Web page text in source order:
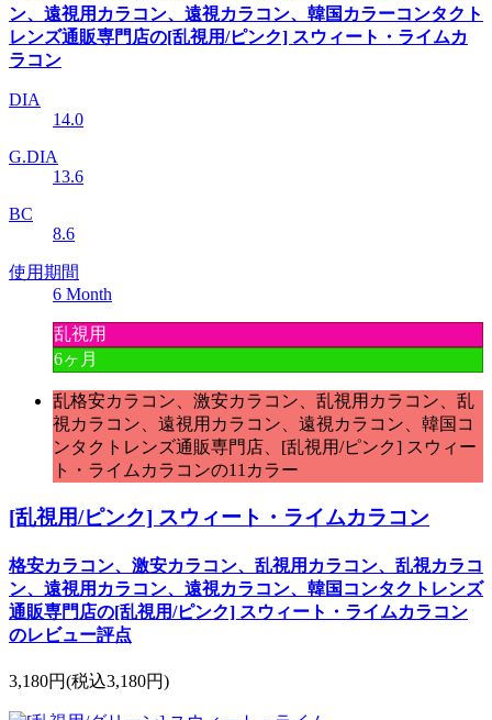
ン、遠視用カラコン、遠視カラコン、韓国カラーコンタクト
レンズ通販専門店の[乱視用/ピンク] スウィート・ライムカ
ラコン
DIA
14.0
G.DIA
13.6
BC
8.6
使用期間
6 Month
乱視用
6ヶ月
乱格安カラコン、激安カラコン、乱視用カラコン、乱
視カラコン、遠視用カラコン、遠視カラコン、韓国コ
ンタクトレンズ通販専門店、[乱視用/ピンク] スウィー
ト・ライムカラコンの11カラー
[乱視用/ピンク] スウィート・ライムカラコン
格安カラコン、激安カラコン、乱視用カラコン、乱視カラコ
ン、遠視用カラコン、遠視カラコン、韓国コンタクトレンズ
通販専門店の[乱視用/ピンク] スウィート・ライムカラコン
のレビュー評点
3,180円(税込3,180円)